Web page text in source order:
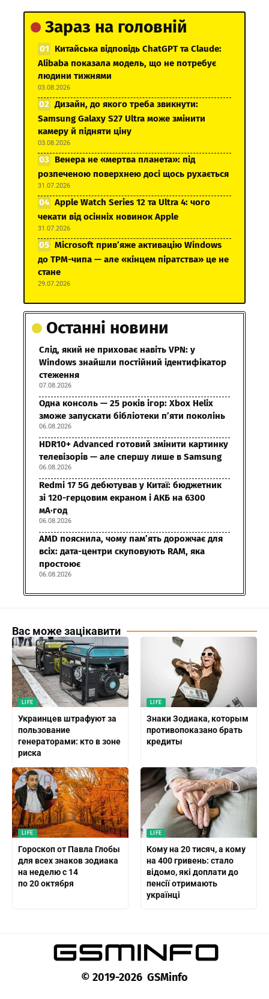
Зараз на головній
Китайська відповідь ChatGPT та Claude:
Alibaba показала модель, що не потребує
людини тижнями
03.08.2026
Дизайн, до якого треба звикнути:
Samsung Galaxy S27 Ultra може змінити
камеру й підняти ціну
03.08.2026
Венера не «мертва планета»: під
розпеченою поверхнею досі щось рухається
31.07.2026
Apple Watch Series 12 та Ultra 4: чого
чекати від осінніх новинок Apple
31.07.2026
Microsoft прив’яже активацію Windows
до TPM-чипа — але «кінцем піратства» це не
стане
29.07.2026
Останні новини
Слід, який не приховає навіть VPN: у
Windows знайшли постійний ідентифікатор
стеження
07.08.2026
Одна консоль — 25 років ігор: Xbox Helix
зможе запускати бібліотеки п’яти поколінь
06.08.2026
HDR10+ Advanced готовий змінити картинку
телевізорів — але спершу лише в Samsung
06.08.2026
Redmi 17 5G дебютував у Китаї: бюджетник
зі 120-герцовим екраном і АКБ на 6300
мА·год
06.08.2026
AMD пояснила, чому пам’ять дорожчає для
всіх: дата-центри скуповують RAM, яка
простоює
06.08.2026
Вас може зацікавити
LIFE
Украинцев штрафуют за
пользование
генераторами: кто в зоне
риска
LIFE
Знаки Зодиака, которым
противопоказано брать
кредиты
LIFE
Гороскоп от Павла Глобы
для всех знаков зодиака
на неделю с 14
по 20 октября
LIFE
Кому на 20 тисяч, а кому
на 400 гривень: стало
відомо, які доплати до
пенсії отримають
українці
© 2019-2026 GSMinfo